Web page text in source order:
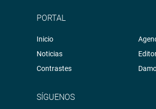
PORTAL
Inicio
Noticias
Contrastes
SÍGUENOS